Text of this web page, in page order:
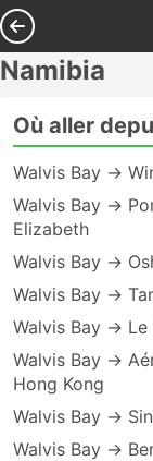
Namibia
Où aller
Walvis Bay →
Walvis Bay →
Elizabeth
Walvis Bay →
Walvis Bay →
Walvis Bay → Le
Walvis Bay →
Hong Kong
Walvis Bay →
Walvis Bay →